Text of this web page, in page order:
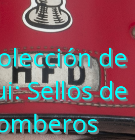
de
Sellos de